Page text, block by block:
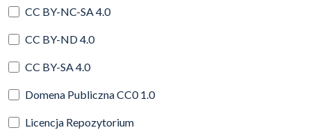
CC BY-NC-SA 4.0
CC BY-ND 4.0
CC BY-SA 4.0
Domena Publiczna CC0 1.0
Licencja Repozytorium